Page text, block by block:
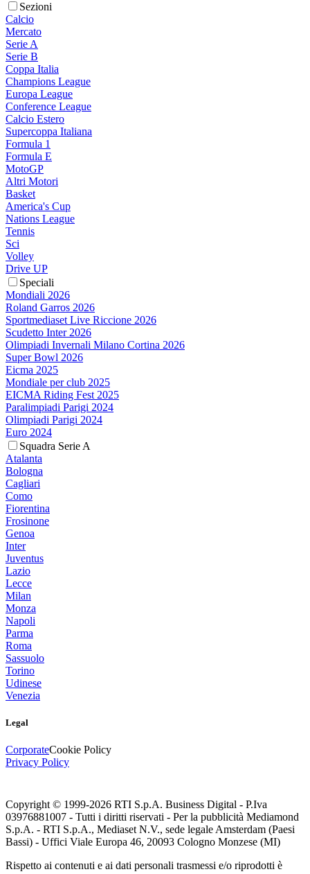
Sezioni
Calcio
Mercato
Serie A
Serie B
Coppa Italia
Champions League
Europa League
Conference League
Calcio Estero
Supercoppa Italiana
Formula 1
Formula E
MotoGP
Altri Motori
Basket
America's Cup
Nations League
Tennis
Sci
Volley
Drive UP
Speciali
Mondiali 2026
Roland Garros 2026
Sportmediaset Live Riccione 2026
Scudetto Inter 2026
Olimpiadi Invernali Milano Cortina 2026
Super Bowl 2026
Eicma 2025
Mondiale per club 2025
EICMA Riding Fest 2025
Paralimpiadi Parigi 2024
Olimpiadi Parigi 2024
Euro 2024
Squadra Serie A
Atalanta
Bologna
Cagliari
Como
Fiorentina
Frosinone
Genoa
Inter
Juventus
Lazio
Lecce
Milan
Monza
Napoli
Parma
Roma
Sassuolo
Torino
Udinese
Venezia
Legal
CorporateCookie Policy
Privacy Policy
Copyright © 1999-2026 RTI S.p.A. Business Digital - P.Iva
03976881007 - Tutti i diritti riservati - Per la pubblicità Mediamond
S.p.A. - RTI S.p.A., Mediaset N.V., sede legale Amsterdam (Paesi
Bassi) - Uffici Viale Europa 46, 20093 Cologno Monzese (MI)
Rispetto ai contenuti e ai dati personali trasmessi e/o riprodotti è